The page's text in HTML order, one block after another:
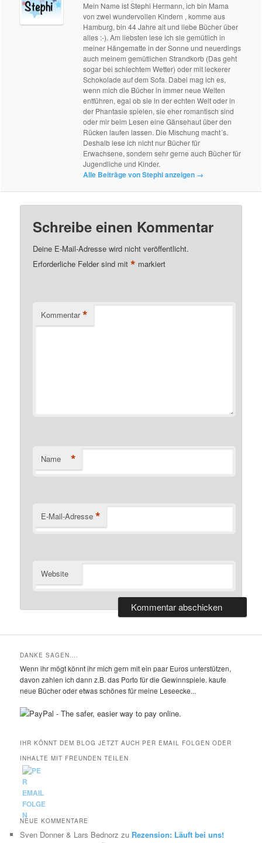
Mein Name ist Stephi Hermann, ich bin Mama
von zwei wundervollen Kindern , komme aus
Hamburg, bin 44 Jahre alt und liebe Bücher über
alles :-). Am liebsten lese ich sie gemütlich in
meiner Hängematte in der Sonne und neuerdings
auch meinem gemütlichen Strandkorb (Das geht
sogar bei schlechtem Wetter) oder mit leckerer
Schokolade auf dem Sofa. Dabei mag ich es,
wenn mich die Bücher in immer neue Welten
entführen, egal ob sie in der echten Welt oder in
der Phantasie spielen, sie eher romantisch sind
oder mir beim Lesen eine Gänsehaut über den
Rücken laufen lassen. Die Mischung macht´s.
Deshalb lese ich nicht nur Bücher für
Erwachsene, sondern sehr gerne auch Bücher für
Jugendliche und Kinder.
Alle Beiträge von Stephi anzeigen →
Schreibe einen Kommentar
Deine E-Mail-Adresse wird nicht veröffentlicht.
Erforderliche Felder sind mit* markiert
Kommentar *
Name *
E-Mail-Adresse *
Website
DANKE SAGEN….
Wenn ihr mögt könnt ihr mich gern mit ein paar Euros unterstützen,
davon zahlen ich dann z.B. das Porto für die Gewinnspiele. kaufe
neue Bücher oder etwas schönes für meine Leseecke...
IHR KÖNNT DEM BLOG JETZT AUCH PER EMAIL FOLGEN ODER
INHALTE MIT FREUNDEN TEILEN
NEUE KOMMENTARE
Sven Donner & Lars Bednorz zu Rezension: Läuft bei uns!